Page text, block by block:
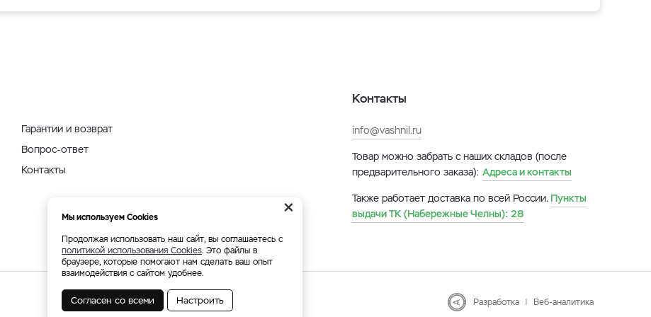
Гарантии и возврат
Вопрос-ответ
Контакты
Контакты
info@vashnil.ru
Товар можно забрать с наших складов (после
предварительного заказа): Адреса и контакты
Также работает доставка по всей России. Пункты
выдачи ТК (Набережные Челны): 28
Мы принимаем: Разработка | Веб-аналитика
×
Мы используем Cookies
Продолжая использовать наш сайт, вы соглашаетесь с
политикой использования Cookies. Это файлы в
браузере, которые помогают нам сделать ваш опыт
взаимодействия с сайтом удобнее.
Согласен со всеми Настроить